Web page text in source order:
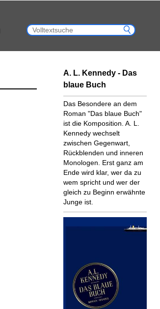
A. L. Kennedy - Das
blaue Buch
Das Besondere an dem
Roman "Das blaue Buch"
ist die Komposition. A. L.
Kennedy wechselt
zwischen Gegenwart,
Rückblenden und inneren
Monologen. Erst ganz am
Ende wird klar, wer da zu
wem spricht und wer der
gleich zu Beginn erwähnte
Junge ist.